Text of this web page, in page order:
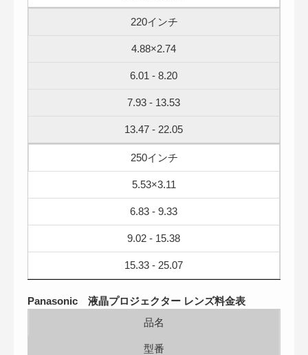
220インチ
4.88×2.74
6.01 - 8.20
7.93 - 13.53
13.47 - 22.05
250インチ
5.53×3.11
6.83 - 9.33
9.02 - 15.38
15.33 - 25.07
Panasonic 液晶プロジェクター レンズ料金表
品名
型番